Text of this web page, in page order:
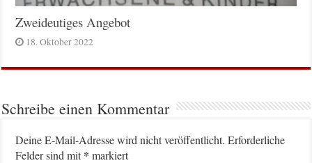
Zweideutiges Angebot
18. Oktober 2022
Schreibe einen Kommentar
Deine E-Mail-Adresse wird nicht veröffentlicht. Erforderliche
Felder sind mit* markiert